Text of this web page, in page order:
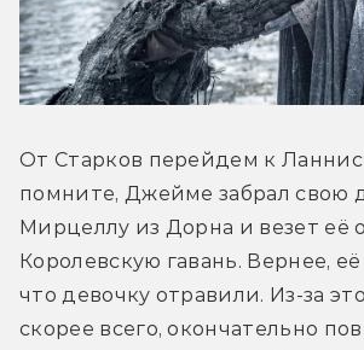
От Старков перейдем к
помните, Джейме забрал свою
Мирцеллу из Дорна и везет её
Королевскую гавань. Вернее,
что девочку отравили. Из-за
скорее всего, окончательно